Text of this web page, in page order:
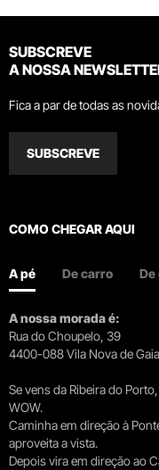
SUBSCREVE
A NOSSA
Fica a par de todas as
SUBSCREVE
COMO CHEGAR AQUI
A pé De carro De
A nossa morada é:
Rua do Choupelo, 39
4400-088 Vila Nova de Gaia
Se vens da Ribeira do
WOW.
Caminha em direção à
aproveita a vista.
Depois vira em direção ao